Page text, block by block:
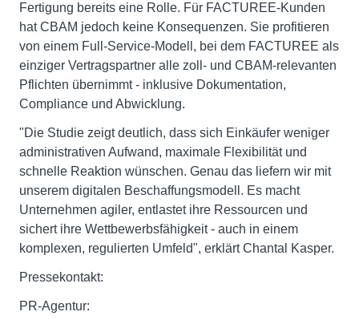
Fertigung bereits eine Rolle. Für FACTUREE-Kunden
hat CBAM jedoch keine Konsequenzen. Sie profitieren
von einem Full-Service-Modell, bei dem FACTUREE als
einziger Vertragspartner alle zoll- und CBAM-relevanten
Pflichten übernimmt - inklusive Dokumentation,
Compliance und Abwicklung.
"Die Studie zeigt deutlich, dass sich Einkäufer weniger
administrativen Aufwand, maximale Flexibilität und
schnelle Reaktion wünschen. Genau das liefern wir mit
unserem digitalen Beschaffungsmodell. Es macht
Unternehmen agiler, entlastet ihre Ressourcen und
sichert ihre Wettbewerbsfähigkeit - auch in einem
komplexen, regulierten Umfeld", erklärt Chantal Kasper.
Pressekontakt:
PR-Agentur: